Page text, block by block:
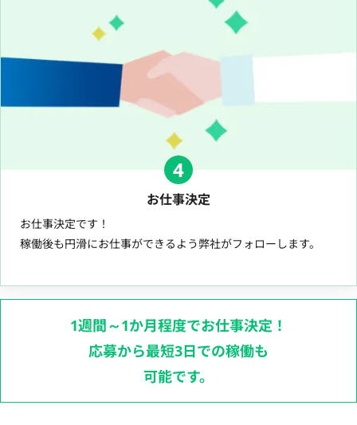
4
お仕事決定
お仕事決定です！
稼働後も円滑にお仕事ができるよう弊社がフォローします。
1週間～1か月程度でお仕事決定！
応募から最短3日での稼働も
可能です。